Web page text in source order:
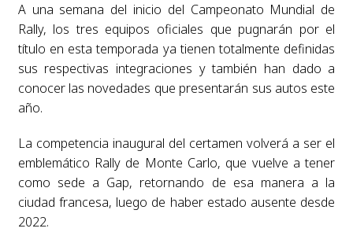
A una semana del inicio del Campeonato Mundial de
Rally, los tres equipos oficiales que pugnarán por el
título en esta temporada ya tienen totalmente definidas
sus respectivas integraciones y también han dado a
conocer las novedades que presentarán sus autos este
año.
La competencia inaugural del certamen volverá a ser el
emblemático Rally de Monte Carlo, que vuelve a tener
como sede a Gap, retornando de esa manera a la
ciudad francesa, luego de haber estado ausente desde
2022.